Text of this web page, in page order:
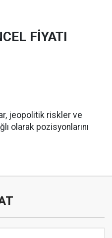
FİYATI
jeopolitik riskler ve
olarak pozisyonlarını